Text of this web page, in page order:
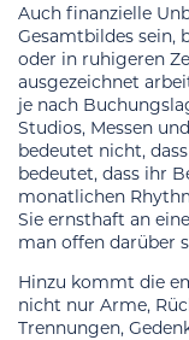
Auch finanzielle
Gesamtbildes sein,
oder in ruhigeren
ausgezeichnet
je nach
Studios, Messen
bedeutet nicht,
bedeutet, dass ihr
monatlichen
Sie ernsthaft an
man offen darüber
Hinzu kommt die
nicht nur Arme,
Trennungen,